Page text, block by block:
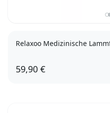
Relaxoo Medizinische
59,90 €